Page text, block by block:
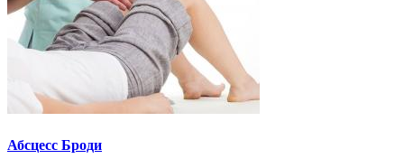
Абсцесс Броди